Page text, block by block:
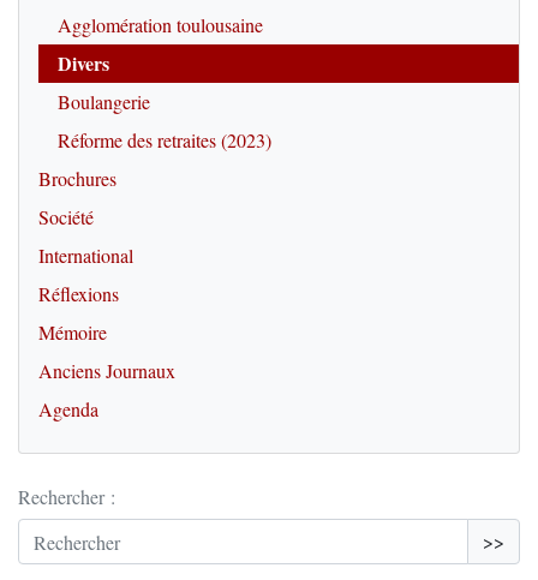
Agglomération toulousaine
Divers
Boulangerie
Réforme des retraites (2023)
Brochures
Société
International
Réflexions
Mémoire
Anciens Journaux
Agenda
Rechercher :
>>